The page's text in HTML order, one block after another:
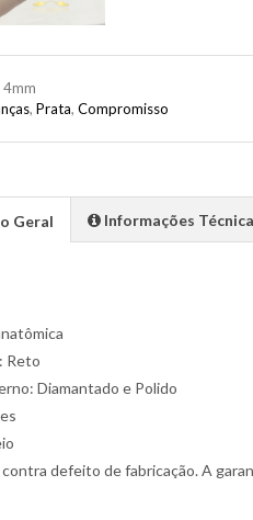
, Prata, Compromisso
Geral Informações
Reto
Diamantado e Polido
defeito de fabricação. A